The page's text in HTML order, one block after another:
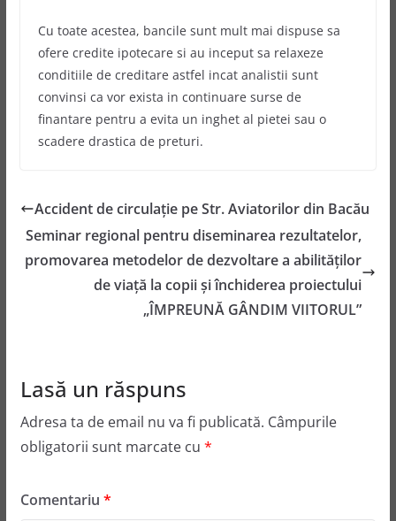
Cu toate acestea, bancile sunt mult mai dispuse sa
ofere credite ipotecare si au inceput sa relaxeze
conditiile de creditare astfel incat analistii sunt
convinsi ca vor exista in continuare surse de
finantare pentru a evita un inghet al pietei sau o
scadere drastica de preturi.
Accident de circulație pe Str. Aviatorilor din Bacău
Seminar regional pentru diseminarea rezultatelor,
promovarea metodelor de dezvoltare a abilităților
de viață la copii și închiderea proiectului
„ÎMPREUNĂ GÂNDIM VIITORUL”
Lasă un răspuns
Adresa ta de email nu va fi publicată. Câmpurile
obligatorii sunt marcate cu *
Comentariu *